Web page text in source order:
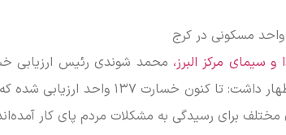
و سیمای مرکز البرز، محمد شوندی رئیس ارزیابی
برای رسیدگی به مشکلات مردم پای کار